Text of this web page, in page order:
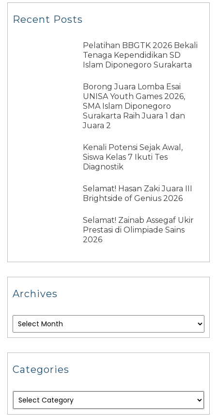
Recent Posts
Pelatihan BBGTK 2026 Bekali
Tenaga Kependidikan SD
Islam Diponegoro Surakarta
Borong Juara Lomba Esai
UNISA Youth Games 2026,
SMA Islam Diponegoro
Surakarta Raih Juara 1 dan
Juara 2
Kenali Potensi Sejak Awal,
Siswa Kelas 7 Ikuti Tes
Diagnostik
Selamat! Hasan Zaki Juara III
Brightside of Genius 2026
Selamat! Zainab Assegaf Ukir
Prestasi di Olimpiade Sains
2026
Archives
Categories